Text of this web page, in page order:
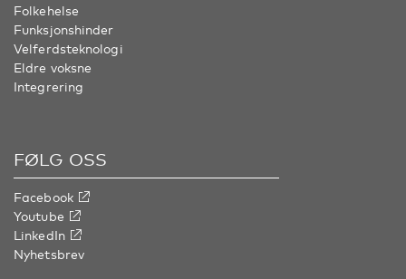
Folkehelse
Funksjonshinder
Velferdsteknologi
Eldre voksne
Integrering
FØLG OSS
Facebook
Youtube
LinkedIn
Nyhetsbrev